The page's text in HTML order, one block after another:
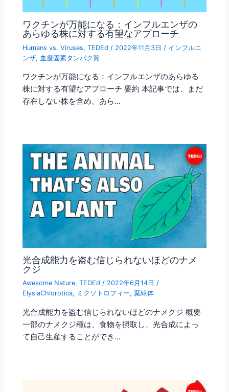
ワクチンが万能になる：インフルエンザの
あらゆる株に対する有望なアプローチ
Humans vs. Viruses,TEDEd / 2022年11月3日 / インフルエ
ンザ, 血凝固素タンパク質
ワクチンが万能になる：インフルエンザのあらゆる
株に対する有望なアプローチ 要約 本記事では、まだ
存在しない株を含め、あら…
光合成能力を盗む信じられないほどのナメ
クジ
Awesome Nature,TEDEd / 2022年6月14日/
ElysiaChlorotica, ミクソトロフィー,葉緑体
光合成能力を盗む信じられないほどのナメクジ 概要
一部のナメクジ種は、食物を摂取し、光合成によっ
て自己生産することができ…